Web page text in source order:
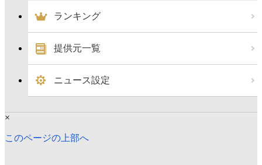
ランキング
提供元一覧
ニュース設定
×
このページの上部へ